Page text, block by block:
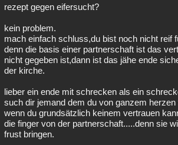
rezept gegen eifersucht?
kein problem.
mach einfach schluss,du bist noch nicht reif
denn die basis einer partnerschaft ist das
nicht gegeben ist,dann ist das jähe ende
der kirche.
lieber ein ende mit schrecken als ein
such dir jemand dem du von ganzem
wenn du grundsätzlich keinem vertrauen
die finger von der partnerschaft.....denn sie
frust bringen.